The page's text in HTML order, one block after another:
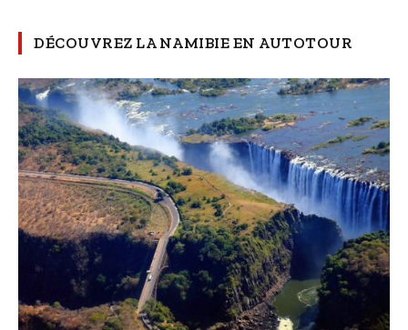
DÉCOUVREZ LA NAMIBIE EN AUTOTOUR